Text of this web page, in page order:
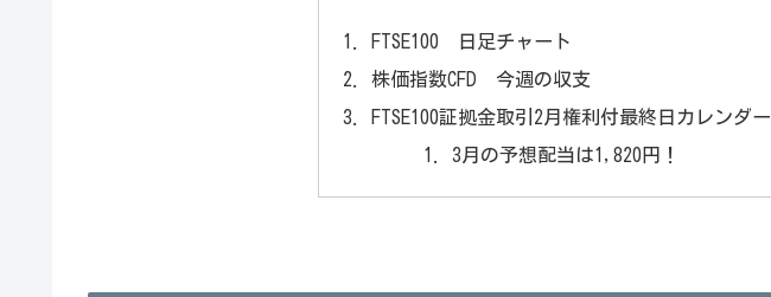
FTSE100 日足チャート
株価指数CFD 今週の収支
FTSE100証拠金取引2月権利付最終日カレンダー
3月の予想配当は1,820円！